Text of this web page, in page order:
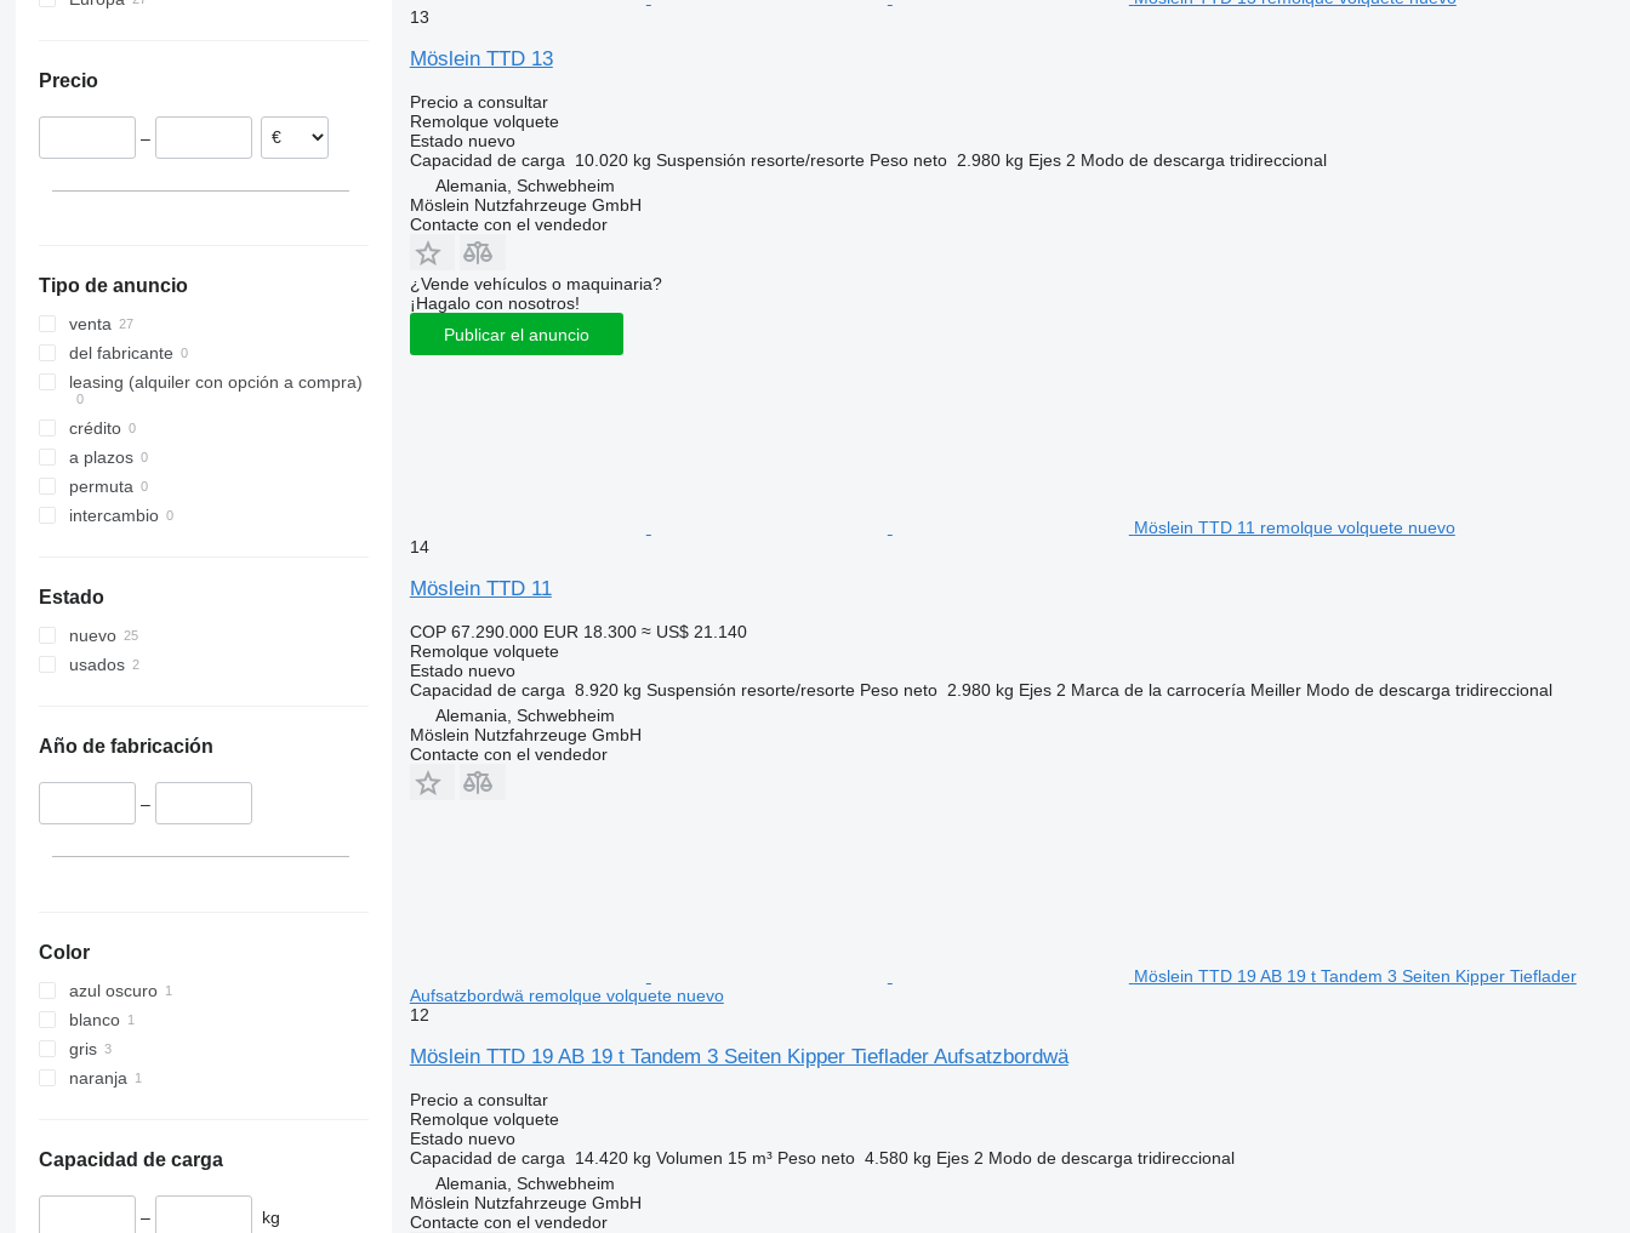
Precio
–
Tipo de anuncio
venta
del fabricante
leasing (alquiler con opción a compra)
crédito
a plazos
permuta
intercambio
Estado
nuevo
usados
Año de fabricación
–
Color
azul oscuro
blanco
gris
naranja
Capacidad de carga
– kg
13
Möslein TTD 13
Precio a consultar
Remolque volquete
Estadonuevo
Capacidad de carga
10.020 kg Suspensión resorte/resorte Peso neto 2.980 kg Ejes 2 Modo de descarga tridireccional
Alemania, Schwebheim
Möslein Nutzfahrzeuge GmbH
Contacte con el vendedor
¿Vende vehículos o maquinaria?
¡Hagalo con nosotros!
Publicar el anuncio
Möslein TTD 11 remolque volquete nuevo
14
Möslein TTD 11
COP 67.290.000 EUR 18.300 ≈ US$ 21.140
Remolque volquete
Estadonuevo
Capacidad de carga 8.920 kg Suspensión resorte/resorte Peso neto 2.980 kg Ejes 2 Marca de la carrocería Meiller Modo de descarga tridireccional
Alemania, Schwebheim
Möslein Nutzfahrzeuge GmbH
Contacte con el vendedor
Möslein TTD 19 AB 19 t Tandem 3 Seiten Kipper Tieflader
Aufsatzbordwä remolque volquete nuevo
12
Möslein TTD 19 AB 19 t Tandem 3 Seiten Kipper Tieflader Aufsatzbordwä
Precio a consultar
Remolque volquete
Estadonuevo
Capacidad de carga
14.420 kg Volumen 15 m³ Peso neto 4.580 kg Ejes 2 Modo de descarga tridireccional
Alemania, Schwebheim
Möslein Nutzfahrzeuge GmbH
Contacte con el vendedor